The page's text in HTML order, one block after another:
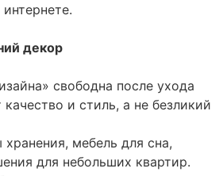
декор
свободна после ухода
и стиль, а не безликий
мебель для сна,
для небольших квартир.